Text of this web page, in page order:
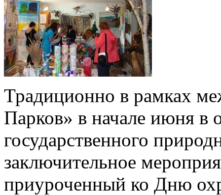
Традиционно в рамках
Парков» в начале июня в
государственного
заключительное
приуроченный ко Дню